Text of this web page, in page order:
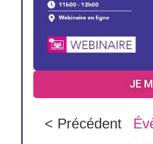
JE
< Précédent